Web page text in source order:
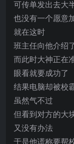
可传单发出去大
也没有一个愿意
就在这时
班主任向他介绍
而此时大神正在
眼看就要成功了
结果电脑却被校
虽然气不过
但看到对方的大
又没有办法
于是他谎称要帮